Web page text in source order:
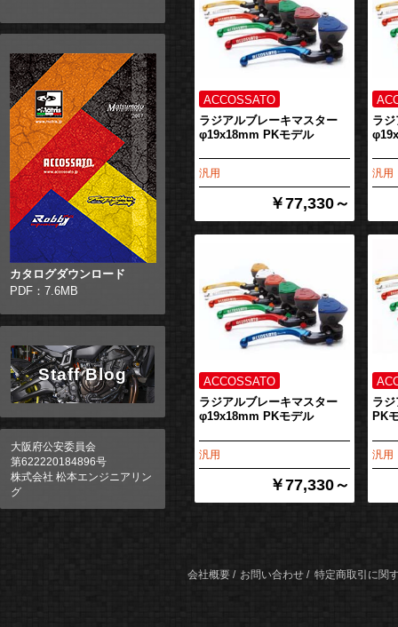
カタログダウンロード
PDF：7.6MB
Staff Blog
大阪府公安委員会
第622220184896号
株式会社 松本エンジニアリン
グ
ラジアルブレーキマスター
φ19x18mm PKモデル
汎用
￥77,330～
ラ
汎用
ラジアルブレーキマスター
φ19x18mm PKモデル
汎用
￥77,330～
ラ
PK
汎用
会社概要 お問い合わせ 特定商取引に関